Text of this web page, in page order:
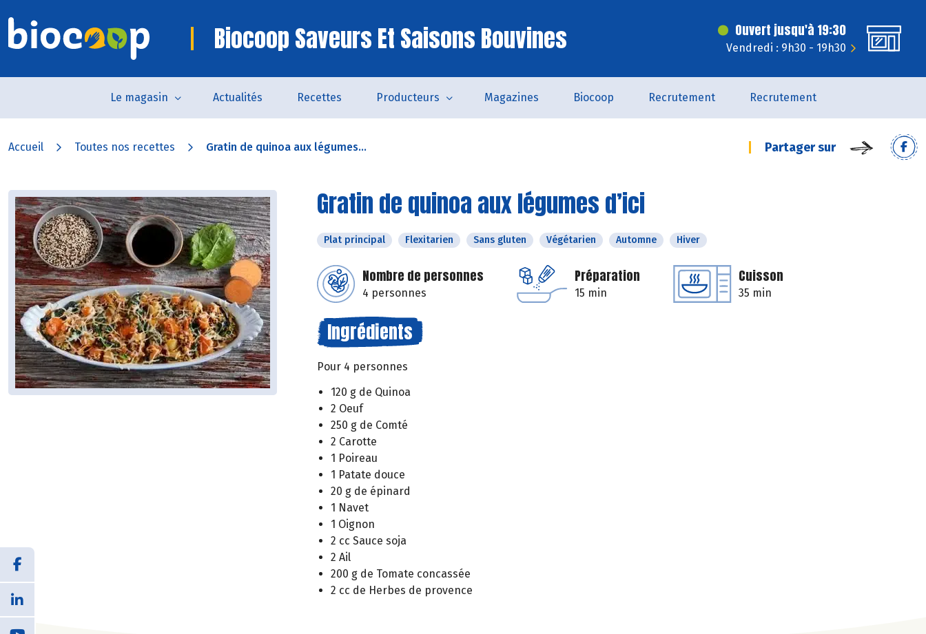
Biocoop Saveurs Et Saisons Bouvines Ouvert jusqu'à 19:30
Vendredi : 9h30 - 19h30
Le magasin Actualités Recettes Producteurs Magazines Biocoop Recrutement Recrutement
Accueil Toutes nos recettes Gratin de quinoa aux légumes... Partager sur
Gratin de quinoa aux légumes d’ici
Plat principal Flexitarien Sans gluten Végétarien Automne Hiver
Nombre de personnes
4 personnes
Préparation
15 min
Cuisson
35 min
Ingrédients
Pour 4 personnes
120 g de Quinoa
2 Oeuf
250 g de Comté
2 Carotte
1 Poireau
1 Patate douce
20 g de épinard
1 Navet
1 Oignon
2 cc Sauce soja
2 Ail
200 g de Tomate concassée
2 cc de Herbes de provence